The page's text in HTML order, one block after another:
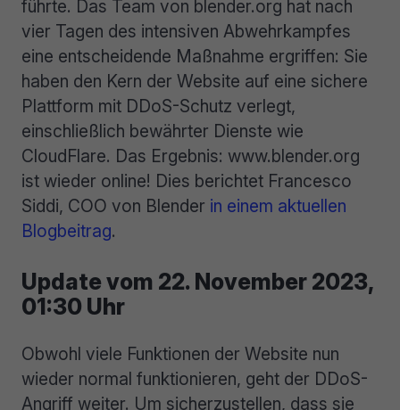
führte. Das Team von blender.org hat nach
vier Tagen des intensiven Abwehrkampfes
eine entscheidende Maßnahme ergriffen: Sie
haben den Kern der Website auf eine sichere
Plattform mit DDoS-Schutz verlegt,
einschließlich bewährter Dienste wie
CloudFlare. Das Ergebnis: www.blender.org
ist wieder online! Dies berichtet Francesco
Siddi, COO von Blender in einem aktuellen
Blogbeitrag.
Update vom 22. November 2023,
01:30 Uhr
Obwohl viele Funktionen der Website nun
wieder normal funktionieren, geht der DDoS-
Angriff weiter. Um sicherzustellen, dass sie